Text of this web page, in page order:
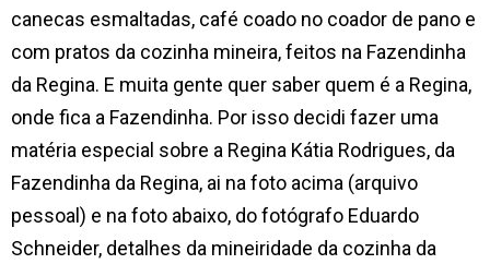
canecas esmaltadas, café coado no coador de pano e
com pratos da cozinha mineira, feitos na Fazendinha
da Regina. E muita gente quer saber quem é a Regina,
onde fica a Fazendinha. Por isso decidi fazer uma
matéria especial sobre a Regina Kátia Rodrigues, da
Fazendinha da Regina, ai na foto acima (arquivo
pessoal) e na foto abaixo, do fotógrafo Eduardo
Schneider, detalhes da mineiridade da cozinha da